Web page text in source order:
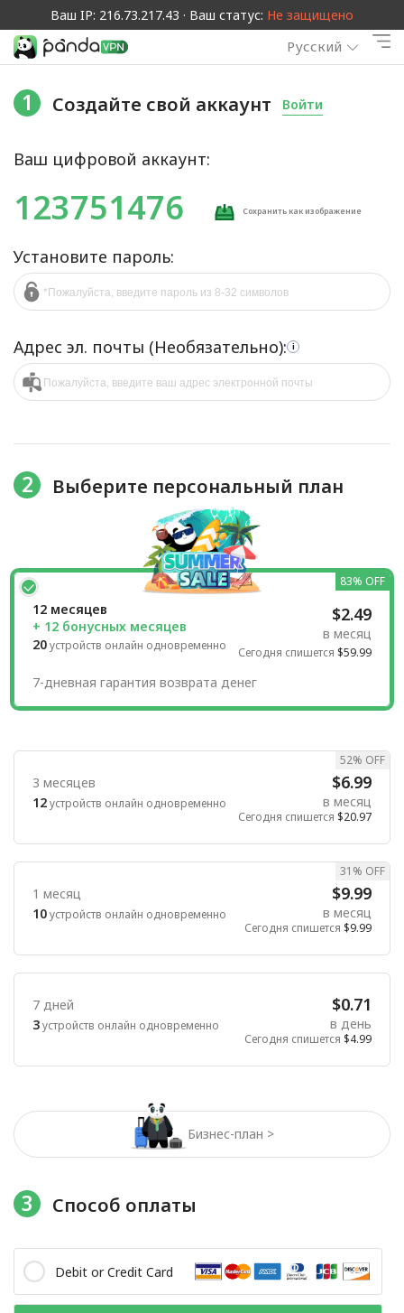
Ваш IP: 216.73.217.43 · Ваш статус: Не защищено
Русский
1 Создайте свой аккаунт Войти
Ваш цифровой аккаунт:
123751476 Сохранить как изображение
Установите пароль:
Адрес эл. почты (Необязательно): i
2 Выберите персональный план
Бизнес-план >
12 месяцев
+ 12 бонусных месяцев
20устройств онлайн одновременно
$2.49
в месяц
Сегодня спишется $59.99
83% OFF
7-дневная гарантия возврата денег
3 месяцев
12устройств онлайн одновременно
$6.99
в месяц
Сегодня спишется $20.97
52% OFF
1 месяц
10устройств онлайн одновременно
$9.99
в месяц
Сегодня спишется $9.99
31% OFF
7 дней
3устройств онлайн одновременно
$0.71
в день
Сегодня спишется $4.99
3 Способ оплаты
Debit or Credit Card